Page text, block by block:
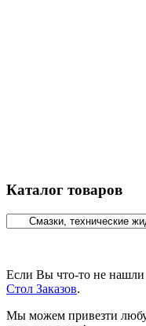
Каталог товаров
Если Вы что-то не нашли
Стол Заказов.
Мы можем привезти